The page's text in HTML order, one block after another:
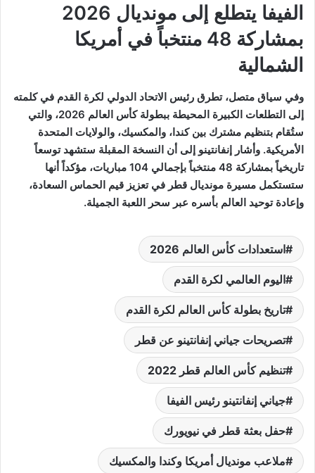
الفيفا يتطلع إلى مونديال 2026
بمشاركة 48 منتخباً في أمريكا
الشمالية
وفي سياق متصل، تطرق رئيس الاتحاد الدولي لكرة القدم في كلمته
إلى التطلعات الكبيرة المحيطة ببطولة كأس العالم 2026، والتي
ستُقام بتنظيم مشترك بين كندا، والمكسيك، والولايات المتحدة
الأمريكية. وأشار إنفانتينو إلى أن النسخة المقبلة ستشهد توسعاً
تاريخياً بمشاركة 48 منتخباً بإجمالي 104 مباريات، مؤكداً أنها
ستستكمل مسيرة مونديال قطر في تعزيز قيم الحماس السعادة،
وإعادة توحيد العالم بأسره عبر سحر اللعبة الجميلة.
استعدادات كأس العالم 2026
اليوم العالمي لكرة القدم
تاريخ بطولة كأس العالم لكرة القدم
تصريحات جياني إنفانتينو عن قطر
تنظيم كأس العالم قطر 2022
جياني إنفانتينو رئيس الفيفا
حفل بعثة قطر في نيويورك
ملاعب مونديال أمريكا وكندا والمكسيك